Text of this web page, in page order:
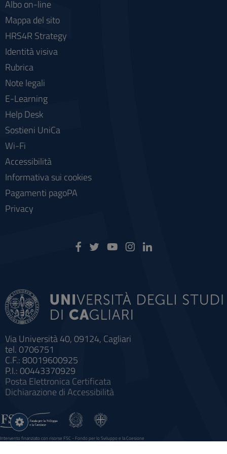
Via Università 40, 09124, Cagliari
tel. 0706751
C.F.: 80019600925
P.I.: 00443370929
Posta Elettronica Certificata
Dichiarazione di Accessibilità
Albo on-line
Mappa del sito
HRS4R Strategy
Identità visiva
Rubrica
Note legali
E-Learning
Help Desk
Sostieni UniCa
Wi-Fi
Accessibilità
Informativa sui cookies
Pagamenti pagoPA
Privacy
Intervento finanziato con risorse FSC - Fondo per lo Sviluppo e la Coesione
Sistema informatico gestionale integrato a supporto della didattica e della ricerca e potenziamento dei servizi online
Impostazioni
cookie